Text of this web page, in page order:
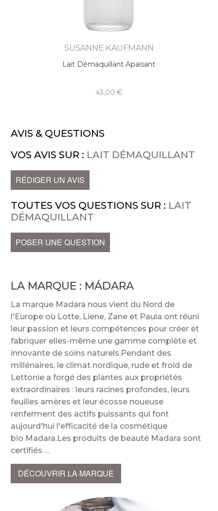
SUSANNE KAUFMANN
Lait Démaquillant Apaisant
43,00
AVIS & QUESTIONS
VOS AVIS SUR : LAIT DÉMAQUILLANT
RÉDIGER UN AVIS
TOUTES VOS QUESTIONS SUR : LAIT
DÉMAQUILLANT
POSER UNE QUESTION
LA MARQUE : MÁDARA
La marque Madara nous vient du Nord de
l'Europe où Lotte, Liene, Zane et Paula ont réuni
leur passion et leurs compétences pour créer et
fabriquer elles-même une gamme complète et
innovante de soins naturels.Pendant des
millénaires, le climat nordique, rude et froid de
Lettonie a forgé des plantes aux propriétés
extraordinaires : leurs racines profondes, leurs
feuilles amères et leur écosse noueuse
renferment des actifs puissants qui font
aujourd'hui l'efficacité de la cosmétique
bio Madara.Les produits de beauté Madara sont
certifiés
DÉCOUVRIR LA MARQUE